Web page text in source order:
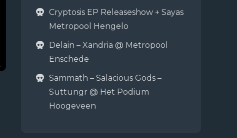
Cryptosis EP Releaseshow + Sayas
Metropool Hengelo
Delain – Xandria @ Metropool
Enschede
Sammath – Salacious Gods –
Suttungr @ Het Podium
Hoogeveen